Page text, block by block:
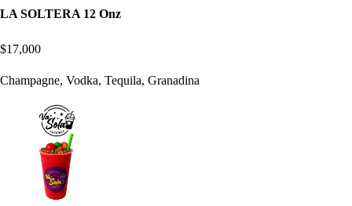
LA SOLTERA 12 Onz
$17,000
Champagne, Vodka, Tequila, Granadina